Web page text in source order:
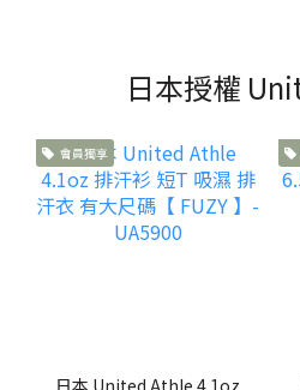
日本授權
會員獨享